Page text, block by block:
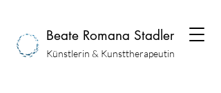
Beate Romana Stadler
Künstlerin & Kunsttherapeutin